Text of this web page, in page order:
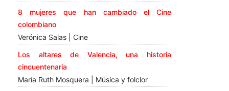
8 mujeres que han cambiado el Cine
colombiano
Verónica Salas | Cine
Los altares de Valencia, una historia
cincuentenaria
María Ruth Mosquera | Música y folclor